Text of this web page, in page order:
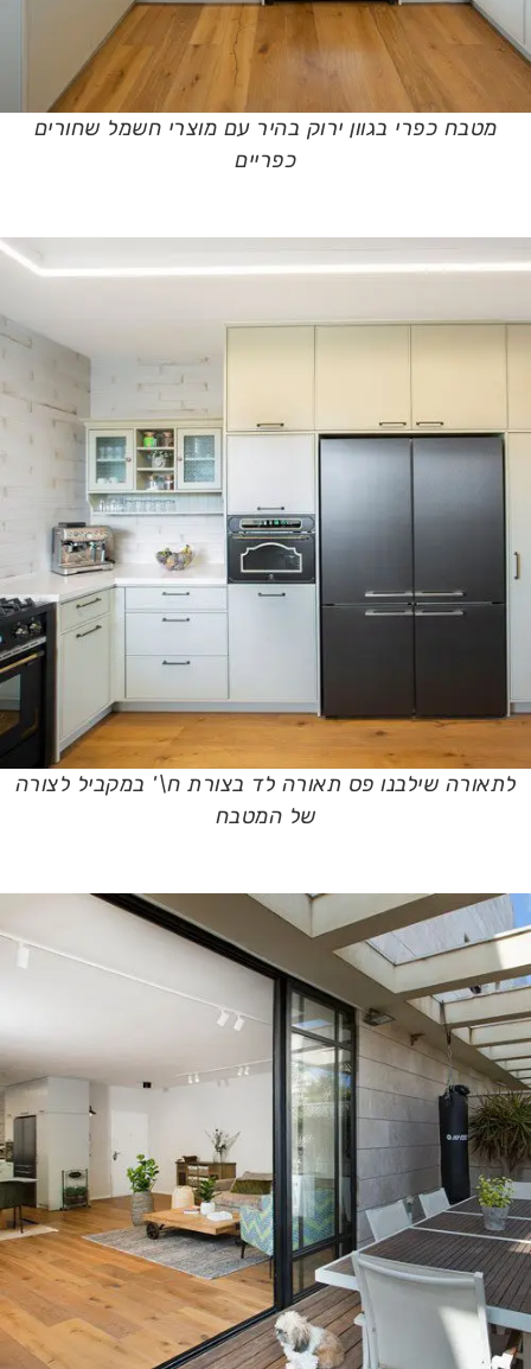
מטבח כפרי בגוון ירוק בהיר עם מוצרי חשמל שחורים
כפריים
לתאורה שילבנו פס תאורה לד בצורת ח\' במקביל לצורה
של המטבח